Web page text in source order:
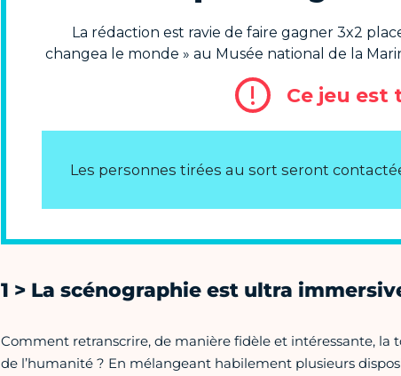
1 > La scénographie est ultra
Comment retranscrire, de manière fidèle et intéressante, la
de l’humanité ? En mélangeant habilement plusieurs